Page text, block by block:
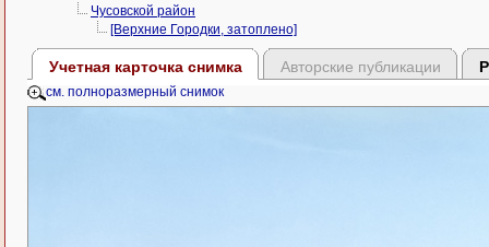
Чусовской район
[Верхние Городки, затоплено]
Учетная карточка снимка Авторские публикации
см. полноразмерный снимок